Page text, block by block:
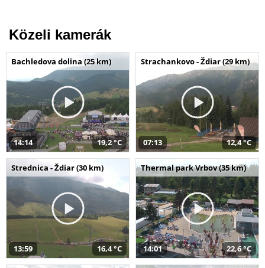
Közeli kamerák
Bachledova dolina (25 km)
14:14 19,2 °C
Strachankovo - Ždiar (29 km)
07:13 12,4 °C
Strednica - Ždiar (30 km)
13:59 16,4 °C
Thermal park Vrbov (35 km)
14:01 22,6 °C